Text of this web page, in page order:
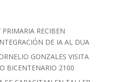
RECIBEN
DE IA AL DUA
GONZALES VISITA
BICENTENARIO 2100